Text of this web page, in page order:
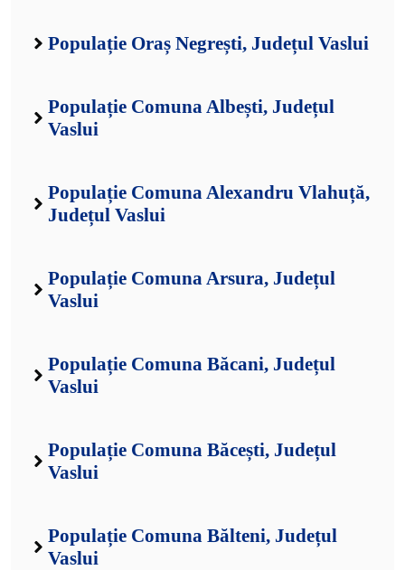
Populație Oraș Negrești, Județul Vaslui
Populație Comuna Albești, Județul
Vaslui
Populație Comuna Alexandru Vlahuță,
Județul Vaslui
Populație Comuna Arsura, Județul
Vaslui
Populație Comuna Băcani, Județul
Vaslui
Populație Comuna Băcești, Județul
Vaslui
Populație Comuna Bălteni, Județul
Vaslui